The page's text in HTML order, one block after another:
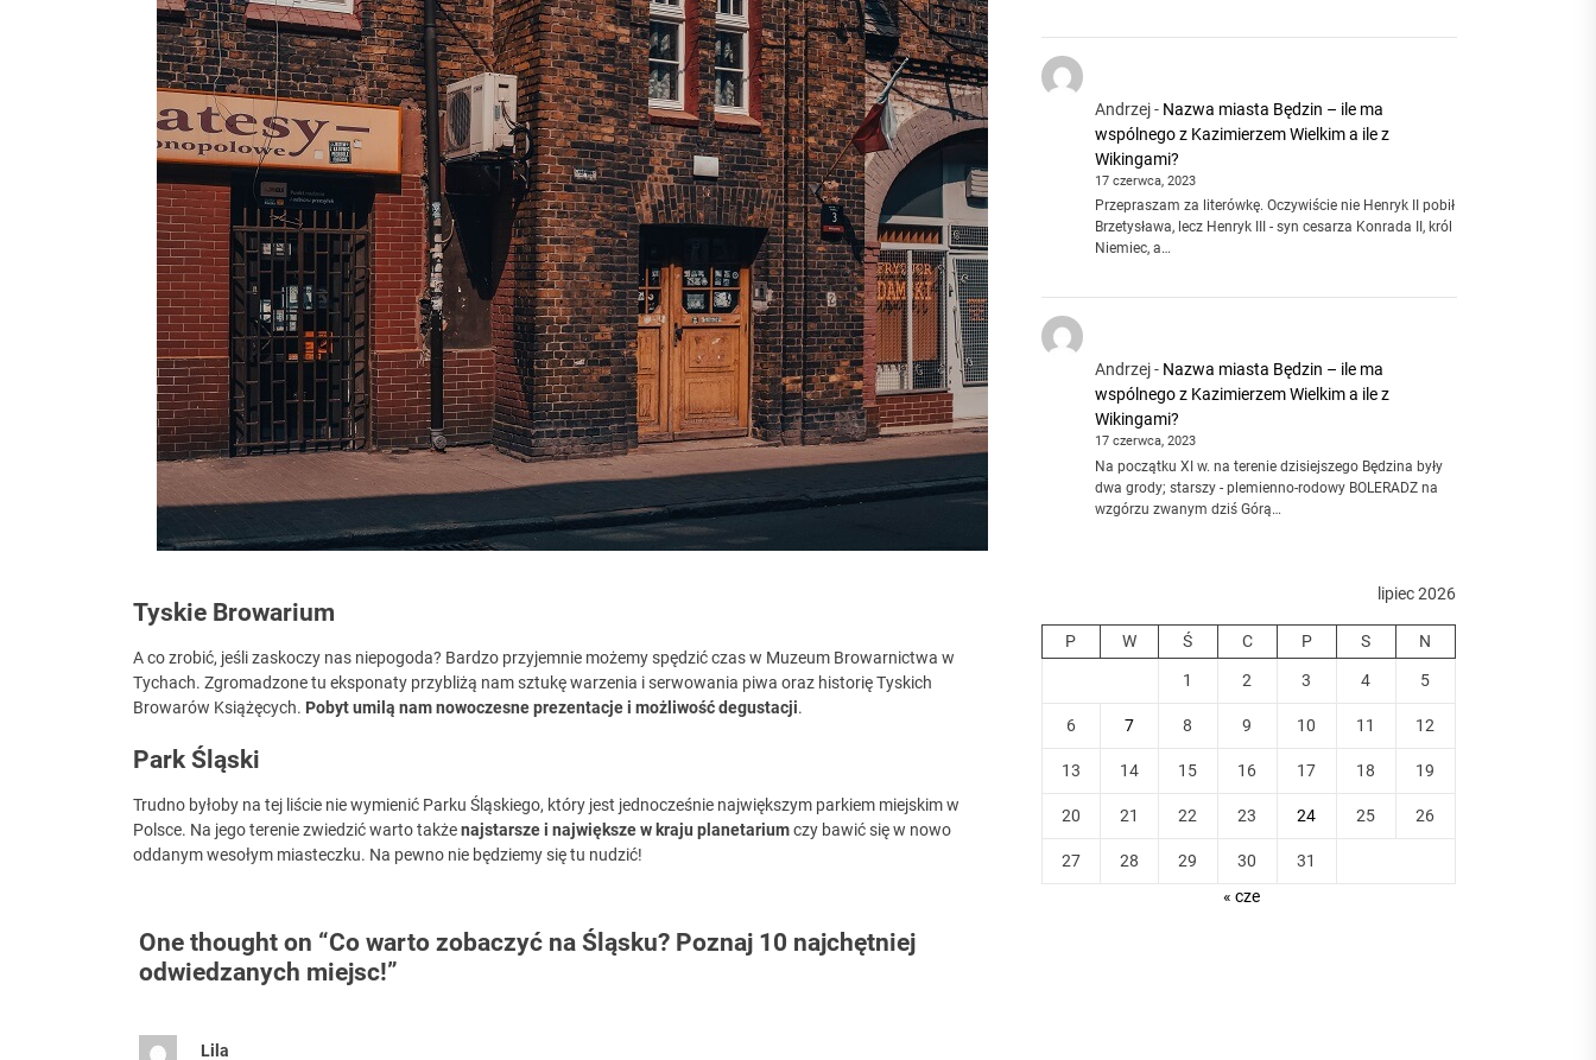
Tyskie Browarium
A co zrobić, jeśli zaskoczy nas niepogoda? Bardzo przyjemnie możemy spędzić czas w Muzeum Browarnictwa w
Tychach. Zgromadzone tu eksponaty przybliżą nam sztukę warzenia i serwowania piwa oraz historię Tyskich
Browarów Książęcych. Pobyt umilą nam nowoczesne prezentacje i możliwość degustacji.
Park Śląski
Trudno byłoby na tej liście nie wymienić Parku Śląskiego, który jest jednocześnie największym parkiem miejskim w
Polsce. Na jego terenie zwiedzić warto takżenajstarsze i największe w kraju planetariumczy bawić się w nowo
oddanym wesołym miasteczku. Na pewno nie będziemy się tu nudzić!
One thought on “Co warto zobaczyć na Śląsku? Poznaj 10 najchętniej
odwiedzanych miejsc!”
Lila
Andrzej- Nazwa miasta Będzin – ile ma
wspólnego z Kazimierzem Wielkim a ile z
Wikingami?
17 czerwca, 2023
Przepraszam za literówkę. Oczywiście nie Henryk II pobił
Brzetysława, lecz Henryk III - syn cesarza Konrada II, król
Niemiec, a…
Andrzej- Nazwa miasta Będzin – ile ma
wspólnego z Kazimierzem Wielkim a ile z
Wikingami?
17 czerwca, 2023
Na początku XI w. na terenie dzisiejszego Będzina były
dwa grody; starszy - plemienno-rodowy BOLERADZ na
wzgórzu zwanym dziś Górą…
lipiec 2026
P W Ś C P S N
1 2 3 4 5
6 7 8 9 10 11 12
13 14 15 16 17 18 19
20 21 22 23 24 25 26
27 28 29 30
31
« cze